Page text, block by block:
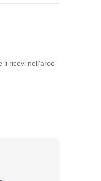
li ricevi nell'arco